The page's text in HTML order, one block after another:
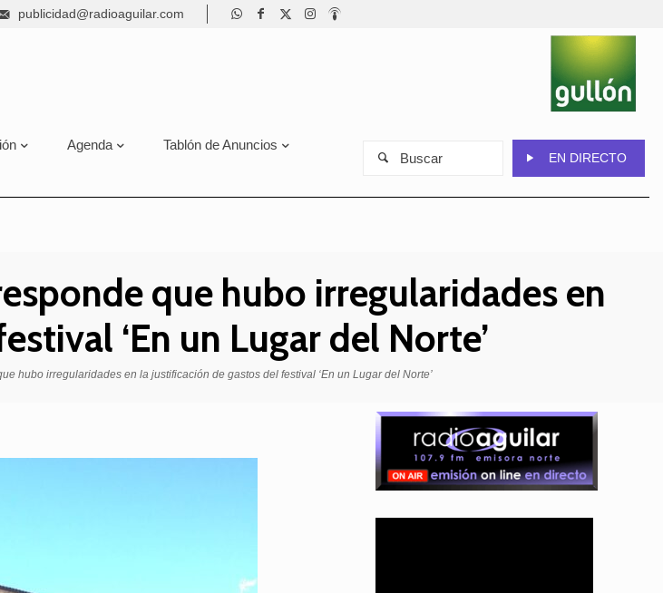
publicidad@radioaguilar.com
Agenda Tablón de Anuncios
EN DIRECTO
que hubo irregularidades en
‘En un Lugar del Norte’
hubo irregularidades en la justificación de gastos del festival ‘En un Lugar del Norte’